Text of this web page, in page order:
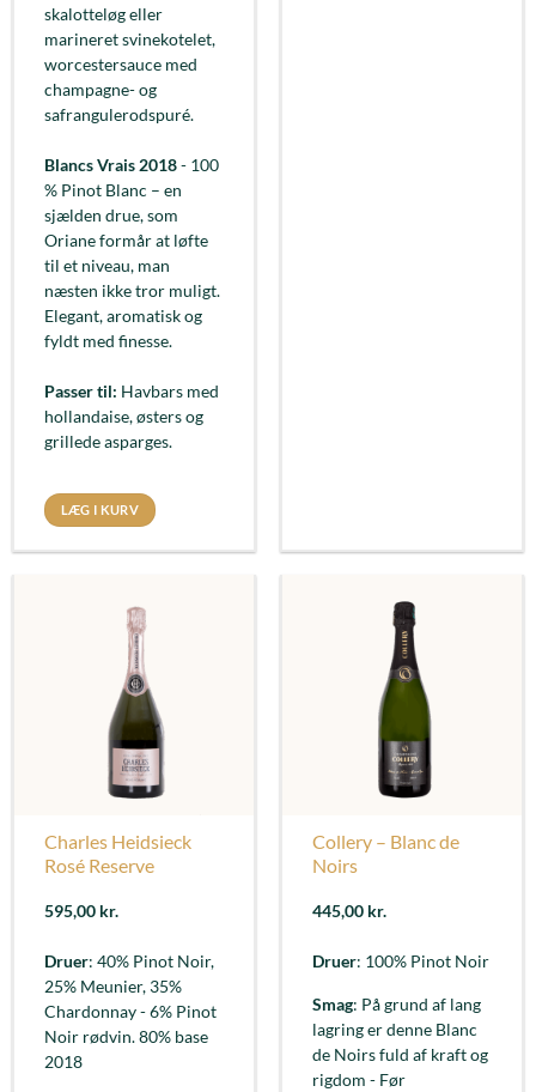
skalotteløg eller
marineret svinekotelet,
worcestersauce med
champagne- og
safrangulerodspuré.
Blancs Vrais 2018- 100
% Pinot Blanc – en
sjælden drue, som
Oriane formår at løfte
til et niveau, man
næsten ikke tror muligt.
Elegant, aromatisk og
fyldt med finesse.
Passer til: Havbars med
hollandaise, østers og
grillede asparges.
LÆG I KURV
Charles Heidsieck
Rosé Reserve
595,00 kr.
Druer: 40% Pinot Noir,
25% Meunier, 35%
Chardonnay - 6% Pinot
Noir rødvin. 80% base
2018
Collery – Blanc de
Noirs
445,00 kr.
Druer: 100% Pinot Noir
Smag: På grund af lang
lagring er denne Blanc
de Noirs fuld af kraft og
rigdom - Før